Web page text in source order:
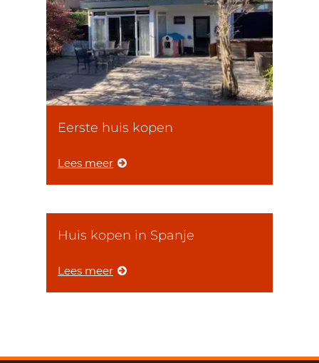
Eerste huis kopen
Lees meer
Huis kopen in Spanje
Lees meer